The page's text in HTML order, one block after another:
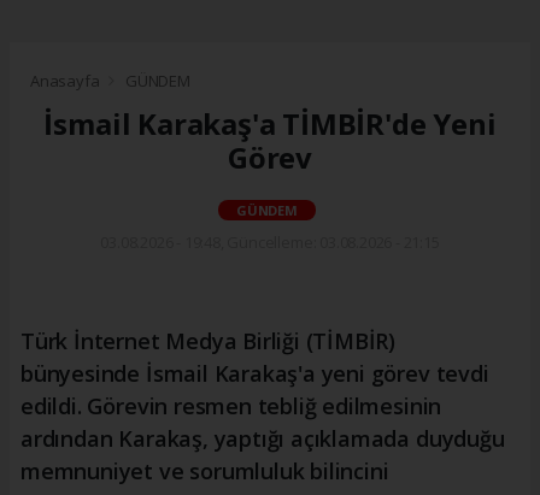
Anasayfa GÜNDEM
İsmail Karakaş'a TİMBİR'de Yeni
Görev
GÜNDEM
Türk İnternet Medya Birliği (TİMBİR)
bünyesinde İsmail Karakaş'a yeni görev tevdi
edildi. Görevin resmen tebliğ edilmesinin
ardından Karakaş, yaptığı açıklamada duyduğu
memnuniyet ve sorumluluk bilincini